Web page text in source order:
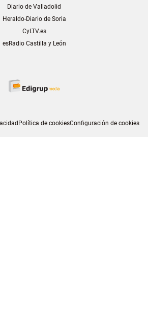
Diario de Valladolid
Heraldo-Diario de Soria
CyLTV.es
esRadio Castilla y León
Política de cookiesConfiguración de cookies